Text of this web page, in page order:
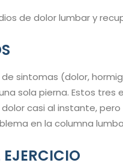
de dolor lumbar y
sintomas (dolor,
sola pierna. Estos
casi al instante,
en la columna
EJERCICIO